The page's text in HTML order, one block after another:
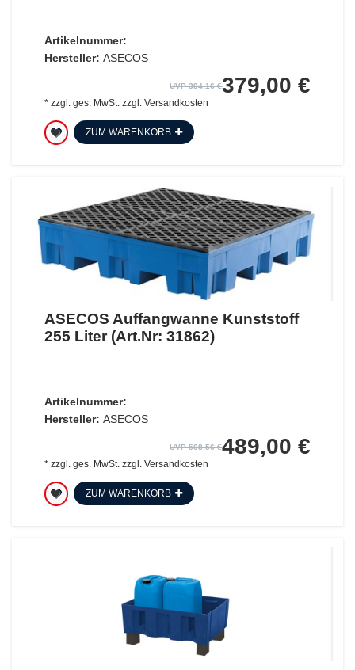
Artikelnummer:
Hersteller: ASECOS
UVP 394,16 €379,00 €
* zzgl. ges. MwSt.zzgl. Versandkosten
ZUM WARENKORB
ASECOS Auffangwanne Kunststoff
255 Liter (Art.Nr: 31862)
Artikelnummer:
Hersteller: ASECOS
UVP 508,56 €489,00 €
* zzgl. ges. MwSt.zzgl. Versandkosten
ZUM WARENKORB